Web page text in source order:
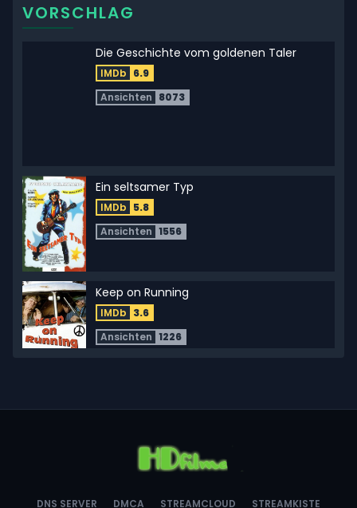
VORSCHLAG
Die Geschichte vom goldenen Taler
IMDb 6.9
Ansichten 8073
Ein seltsamer Typ
IMDb 5.8
Ansichten 1556
Keep on Running
IMDb 3.6
Ansichten 1226
Ansichten
1638
Mad Circus – Eine Ballade von Liebe und
DNS SERVER DMCA STREAMCLOUD STREAMKISTE